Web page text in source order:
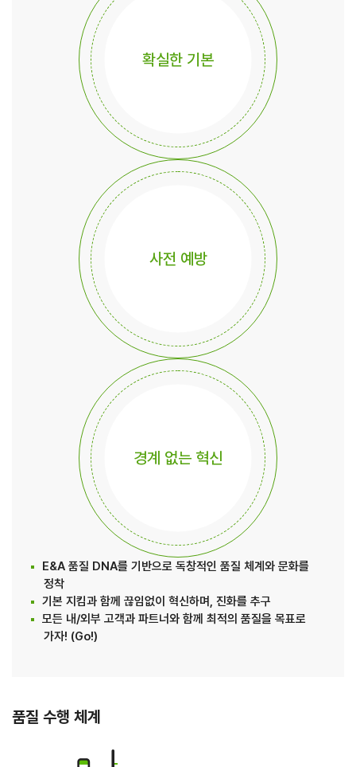
확실한 기본
사전 예방
경계 없는 혁신
E&A 품질 DNA를 기반으로 독창적인 품질 체계와 문화를
정착
기본 지킴과 함께 끊임없이 혁신하며, 진화를 추구
모든 내/외부 고객과 파트너와 함께 최적의 품질을 목표로
가자! (Go!)
품질 수행 체계